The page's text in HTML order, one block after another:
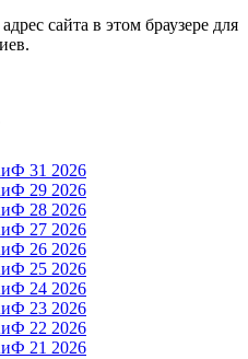
сайта в этом браузере для
31 2026
29 2026
28 2026
27 2026
26 2026
25 2026
24 2026
23 2026
22 2026
21 2026